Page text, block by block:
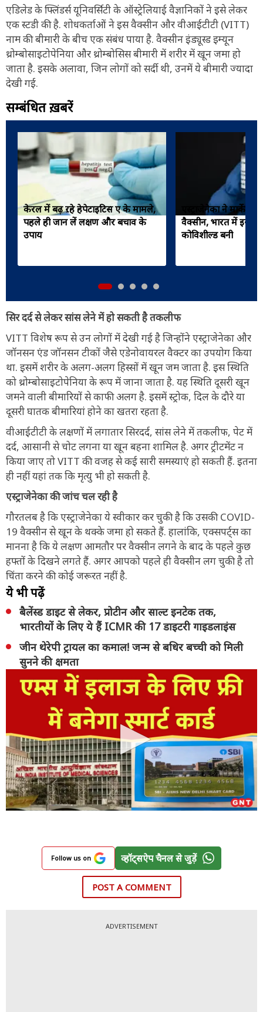
एडिलेड के फ्लिंडर्स यूनिवर्सिटी के ऑस्ट्रेलियाई वैज्ञानिकों ने इसे लेकर
एक स्टडी की है. शोधकर्ताओं ने इस वैक्सीन और वीआईटीटी (VITT)
नाम की बीमारी के बीच एक संबंध पाया है. वैक्सीन इंड्यूस्ड इम्यून
थ्रोम्बोसाइटोपेनिया और थ्रोम्बोसिस बीमारी में शरीर में खून जमा हो
जाता है. इसके अलावा, जिन लोगों को सर्दी थी, उनमें ये बीमारी ज्यादा
देखी गई.
सम्बंधित ख़बरें
केरल में बढ़ ऱहे हेपेटाइटिस ए के मामले,
पहले ही जान लें लक्षण और बचाव के
उपाय
एस्ट्राजेनेका ने मार्केट
वैक्सीन, भारत में इसी
कोविशील्ड बनी
सिर दर्द से लेकर सांस लेने में हो सकती है तकलीफ
VITT विशेष रूप से उन लोगों में देखी गई है जिन्होंने एस्ट्राजेनेका और
जॉनसन एंड जॉनसन टीकों जैसे एडेनोवायरल वैक्टर का उपयोग किया
था. इसमें शरीर के अलग-अलग हिस्सों में खून जम जाता है. इस स्थिति
को थ्रोम्बोसाइटोपेनिया के रूप में जाना जाता है. यह स्थिति दूसरी खून
जमने वाली बीमारियों से काफी अलग है. इसमें स्ट्रोक, दिल के दौरे या
दूसरी घातक बीमारियां होने का खतरा रहता है.
वीआईटीटी के लक्षणों में लगातार सिरदर्द, सांस लेने में तकलीफ, पेट में
दर्द, आसानी से चोट लगना या खून बहना शामिल है. अगर ट्रीटमेंट न
किया जाए तो VITT की वजह से कई सारी समस्याएं हो सकती हैं. इतना
ही नहीं यहां तक ​​कि मृत्यु भी हो सकती है.
एस्ट्राजेनेका की जांच चल रही है
गौरतलब है कि एस्ट्राजेनेका ये स्वीकार कर चुकी है कि उसकी COVID-
19 वैक्सीन से खून के थक्के जमा हो सकते हैं. हालांकि, एक्सपर्ट्स का
मानना है कि ये लक्षण आमतौर पर वैक्सीन लगने के बाद के पहले कुछ
हफ्तों के दिखने लगते हैं. अगर आपको पहले ही वैक्सीन लग चुकी है तो
चिंता करने की कोई जरूरत नहीं है.
ये भी पढ़ें
बैलेंस्ड डाइट से लेकर, प्रोटीन और साल्ट इनटेक तक,
भारतीयों के लिए ये हैं ICMR की 17 डाइटरी गाइडलाइंस
जीन थेरेपी ट्रायल का कमाल! जन्म से बधिर बच्ची को मिली
सुनने की क्षमता
Follow us on व्हॉट्सऐप चैनल से जुड़ें
POST A COMMENT
ADVERTISEMENT